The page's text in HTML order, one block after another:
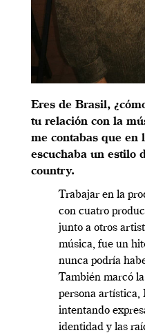
Eres de Brasil,
tu relación con la
me contabas que en
escuchaba un estilo
country.
Trabajar en la
con cuatro
junto a otros
música, fue un
nunca podría
También marcó
persona artística,
intentando
identidad y las